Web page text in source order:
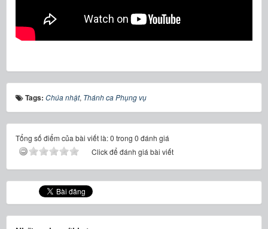
Tags: Chúa nhật, Thánh ca Phụng vụ
Tổng số điểm của bài viết là: 0 trong 0 đánh giá
Click để đánh giá bài viết